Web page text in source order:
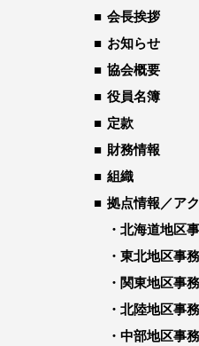
会長挨拶
お知らせ
協会概要
役員名簿
定款
財務情報
組織
拠点情報／ア
北海道地区
東北地区事
関東地区事
北陸地区事
中部地区事